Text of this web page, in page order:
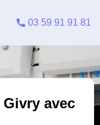
03 59 91 91 81